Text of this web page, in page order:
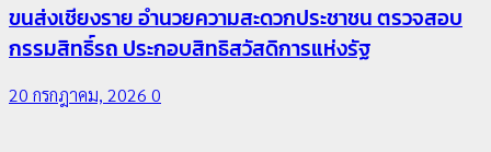
ขนส่งเชียงราย อำนวยความสะดวกประชาชน ตรวจสอบ
กรรมสิทธิ์รถ ประกอบสิทธิสวัสดิการแห่งรัฐ
20 กรกฎาคม, 2026 0